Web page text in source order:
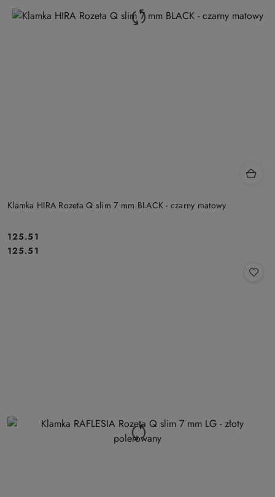
Klamka HIRA Rozeta Q slim 7 mm BLACK - czarny matowy
Cena:
125.51
Cena:
125.51